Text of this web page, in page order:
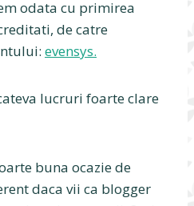
odata cu primirea
de catre
evensys.
lucruri foarte clare
buna ocazie de
daca vii ca blogger